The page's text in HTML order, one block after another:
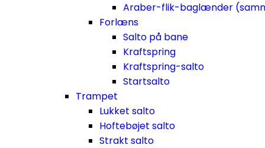
Araber-flik-baglænder
Forlæns
Salto på bane
Kraftspring
Kraftspring-salto
Startsalto
Trampet
Lukket salto
Hoftebøjet salto
Strakt salto